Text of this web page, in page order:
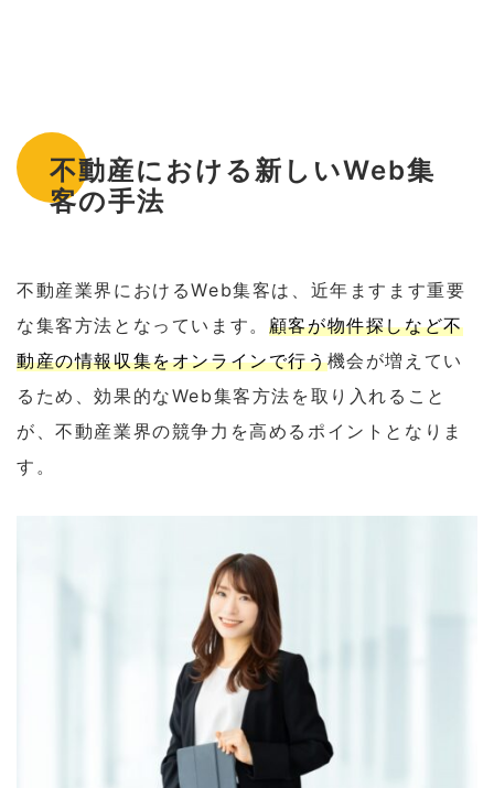
不動産における新しいWeb集
客の手法
不動産業界におけるWeb集客は、近年ますます重要
な集客方法となっています。 顧客が物件探しなど不
動産の情報収集をオンラインで行う機会が増えてい
るため、効果的なWeb集客方法を取り入れること
が、不動産業界の競争力を高めるポイントとなりま
す。